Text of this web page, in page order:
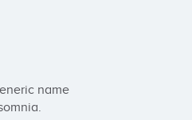
name